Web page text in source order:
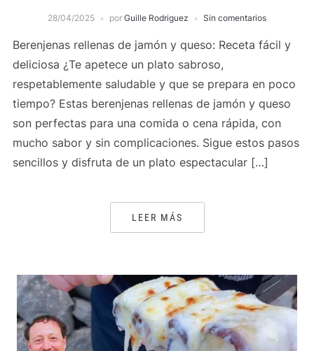
28/04/2025 por Guille Rodriguez Sin comentarios
Berenjenas rellenas de jamón y queso: Receta fácil y
deliciosa ¿Te apetece un plato sabroso,
respetablemente saludable y que se prepara en poco
tiempo? Estas berenjenas rellenas de jamón y queso
son perfectas para una comida o cena rápida, con
mucho sabor y sin complicaciones. Sigue estos pasos
sencillos y disfruta de un plato espectacular […]
LEER MÁS